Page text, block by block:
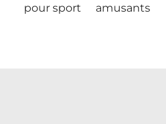
pour sport
amusants